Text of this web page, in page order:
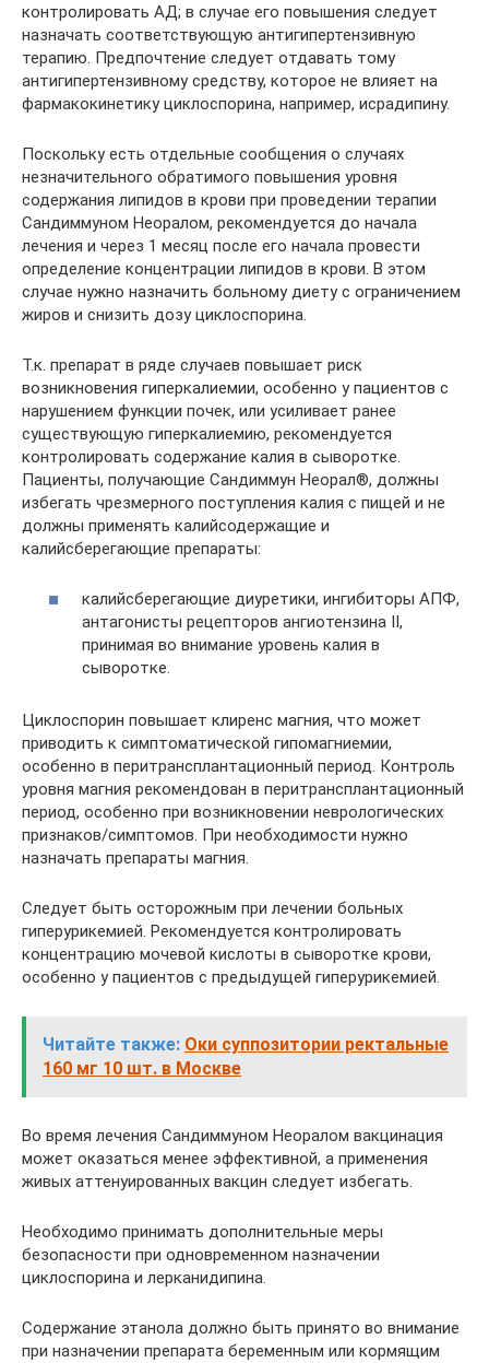
контролировать АД; в случае его повышения следует
назначать соответствующую антигипертензивную
терапию. Предпочтение следует отдавать тому
антигипертензивному средству, которое не влияет на
фармакокинетику циклоспорина, например, исрадипину.
Поскольку есть отдельные сообщения о случаях
незначительного обратимого повышения уровня
содержания липидов в крови при проведении терапии
Сандиммуном Неоралом, рекомендуется до начала
лечения и через 1 месяц после его начала провести
определение концентрации липидов в крови. В этом
случае нужно назначить больному диету с ограничением
жиров и снизить дозу циклоспорина.
Т.к. препарат в ряде случаев повышает риск
возникновения гиперкалиемии, особенно у пациентов с
нарушением функции почек, или усиливает ранее
существующую гиперкалиемию, рекомендуется
контролировать содержание калия в сыворотке.
Пациенты, получающие Сандиммун Неорал®, должны
избегать чрезмерного поступления калия с пищей и не
должны применять калийсодержащие и
калийсберегающие препараты:
калийсберегающие диуретики, ингибиторы АПФ,
антагонисты рецепторов ангиотензина II,
принимая во внимание уровень калия в
сыворотке.
Циклоспорин повышает клиренс магния, что может
приводить к симптоматической гипомагниемии,
особенно в перитрансплантационный период. Контроль
уровня магния рекомендован в перитрансплантационный
период, особенно при возникновении неврологических
признаков/симптомов. При необходимости нужно
назначать препараты магния.
Следует быть осторожным при лечении больных
гиперурикемией. Рекомендуется контролировать
концентрацию мочевой кислоты в сыворотке крови,
особенно у пациентов с предыдущей гиперурикемией.
Читайте также: Оки суппозитории ректальные
160 мг 10 шт. в Москве
Во время лечения Сандиммуном Неоралом вакцинация
может оказаться менее эффективной, а применения
живых аттенуированных вакцин следует избегать.
Необходимо принимать дополнительные меры
безопасности при одновременном назначении
циклоспорина и лерканидипина.
Содержание этанола должно быть принято во внимание
при назначении препарата беременным или кормящим